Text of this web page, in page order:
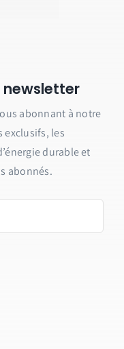
abonnant à notre
exclusifs, les
durable et
abonnés.